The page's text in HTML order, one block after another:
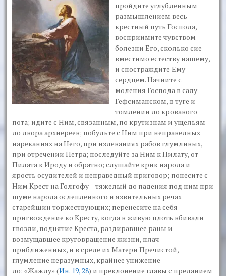
пройдите углубленным
размышлением весь
крестный путь Господа,
восприимите чувством
болезни Его, сколько сие
вместимо естеству нашему,
и спостраждите Ему
сердцем. Начните с
моления Господа в саду
Гефсиманском, в туге и
томлении до кровавого
пота; идите с Ним, связанным, по крутизнам и ущельям
до двора архиереев; побудьте с Ним при неправедных
нареканиях на Него, при издеваниях рабов глумливых,
при отречении Петра; последуйте за Ним к Пилату, от
Пилата к Ироду и обратно; слушайте крик народа и
ярость осудителей и неправедный приговор; понесите с
Ним Крест на Голгофу – тяжелый до падения под ним при
шуме народа ослепленного и язвительных речах
старейшин торжествующих; перенесите на себя
пригвождение ко Кресту, когда в живую плоть вбивали
гвозди, поднятие Креста, раздиравшее раны и
возмущавшее круговращение жизни, плач
приближенных, и в среде их Матери Пречистой,
глумление неразумных, крайнее унижение
до:«Жажду» (Ин. 19, 28) и преклонение главы с преданием